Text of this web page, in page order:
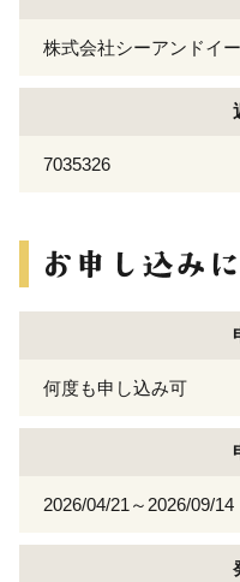
株式会社シーアンドイー
7035326
何度も申し込み可
2026/04/21～2026/09/14